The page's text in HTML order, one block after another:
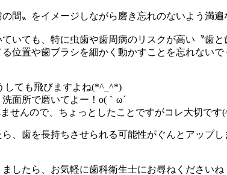
間〟をイメージしながら磨き忘れのないよう満遍
いても、特に虫歯や歯周病のリス クが高い〝歯と
位置や歯ブラシを細かく動かすこ とを忘れないで
しても飛びますよね(*^_^*)
面所で磨いてよー！o(｀ω´
せんので、ちょっとしたことですがコレ大切です
、歯を長持ちさせられる可能性がぐんとアップ
したら、お気軽に歯科衛生士にお尋ねください